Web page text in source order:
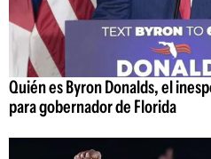
Quién es Byron Donalds, el
para gobernador de Florida